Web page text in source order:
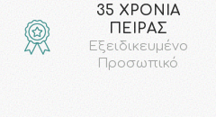
35 ΧΡΟΝΙΑ
ΠΕΙΡΑΣ
Εξειδικευμένο
Προσωπικό